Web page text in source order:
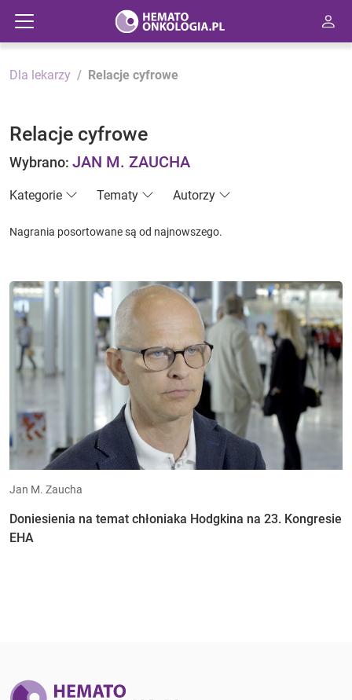
Dla lekarzy Relacje cyfrowe
Relacje cyfrowe
Wybrano: JAN M. ZAUCHA
Kategorie Tematy Autorzy
Nagrania posortowane są od najnowszego.
Jan M. Zaucha
Doniesienia na temat chłoniaka Hodgkina na 23. Kongresie
EHA